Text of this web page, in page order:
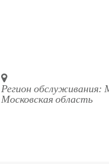
Регион обслуживания:
Московская область